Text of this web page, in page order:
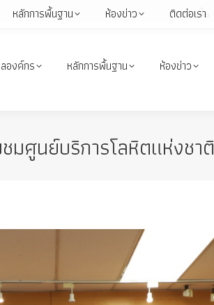
องค์กร หลักการพื้นฐาน ห้องข่าว
มศูนย์บริการโลหิตแห่งชาติ
หลักการพื้นฐาน ห้องข่าว ติดต่อเรา